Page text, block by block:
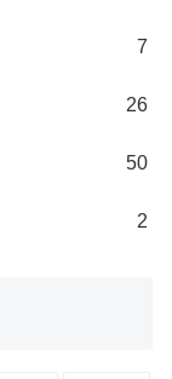
7
26
50
2